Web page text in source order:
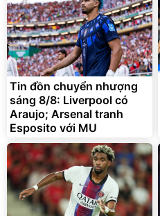
Tin đồn chuyển nhượng
sáng 8/8: Liverpool có
Araujo; Arsenal tranh
Esposito với MU